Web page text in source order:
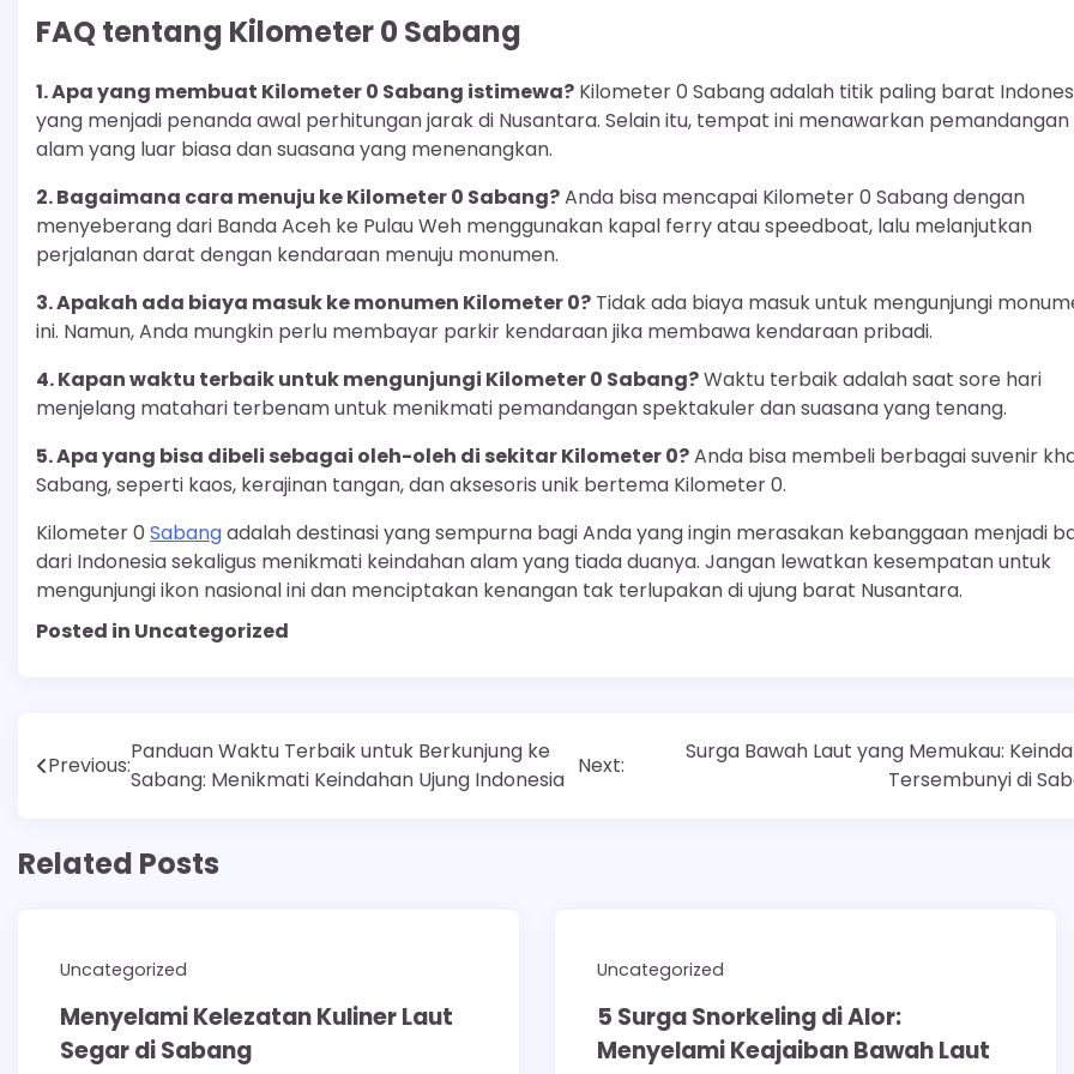
FAQ tentang Kilometer 0 Sabang
1. Apa yang membuat Kilometer 0 Sabang istimewa? Kilometer 0 Sabang adalah titik paling barat
yang menjadi penanda awal perhitungan jarak di Nusantara. Selain itu, tempat ini menawarkan pemandangan
alam yang luar biasa dan suasana yang menenangkan.
2. Bagaimana cara menuju ke Kilometer 0 Sabang?Anda bisa mencapai Kilometer 0 Sabang dengan
menyeberang dari Banda Aceh ke Pulau Weh menggunakan kapal ferry atau speedboat, lalu melanjutkan
perjalanan darat dengan kendaraan menuju monumen.
3. Apakah ada biaya masuk ke monumen Kilometer 0? Tidak ada biaya masuk untuk mengunjungi
ini. Namun, Anda mungkin perlu membayar parkir kendaraan jika membawa kendaraan pribadi.
4. Kapan waktu terbaik untuk mengunjungi Kilometer 0 Sabang?Waktu terbaik adalah saat sore hari
menjelang matahari terbenam untuk menikmati pemandangan spektakuler dan suasana yang tenang.
5. Apa yang bisa dibeli sebagai oleh-oleh di sekitar Kilometer 0?Anda bisa membeli berbagai suvenir
Sabang, seperti kaos, kerajinan tangan, dan aksesoris unik bertema Kilometer 0.
Kilometer 0 Sabangadalah destinasi yang sempurna bagi Anda yang ingin merasakan kebanggaan menjadi
dari Indonesia sekaligus menikmati keindahan alam yang tiada duanya. Jangan lewatkan kesempatan untuk
mengunjungi ikon nasional ini dan menciptakan kenangan tak terlupakan di ujung barat Nusantara.
Posted in Uncategorized
Post
navigation
Previous:
Panduan Waktu Terbaik untuk Berkunjung ke
Sabang: Menikmati Keindahan Ujung Indonesia
Next:
Surga Bawah Laut yang Memukau:
Tersembunyi di
Related Posts
Uncategorized
Menyelami Kelezatan Kuliner Laut
Segar di Sabang
Uncategorized
5 Surga Snorkeling di Alor:
Menyelami Keajaiban Bawah Laut